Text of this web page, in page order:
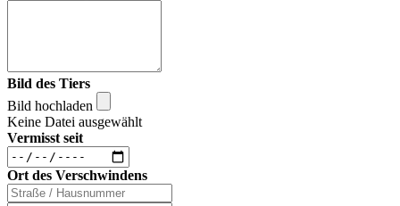
Bild des Tiers
Bild hochladen
Keine Datei ausgewählt
Vermisst seit
Ort des Verschwindens